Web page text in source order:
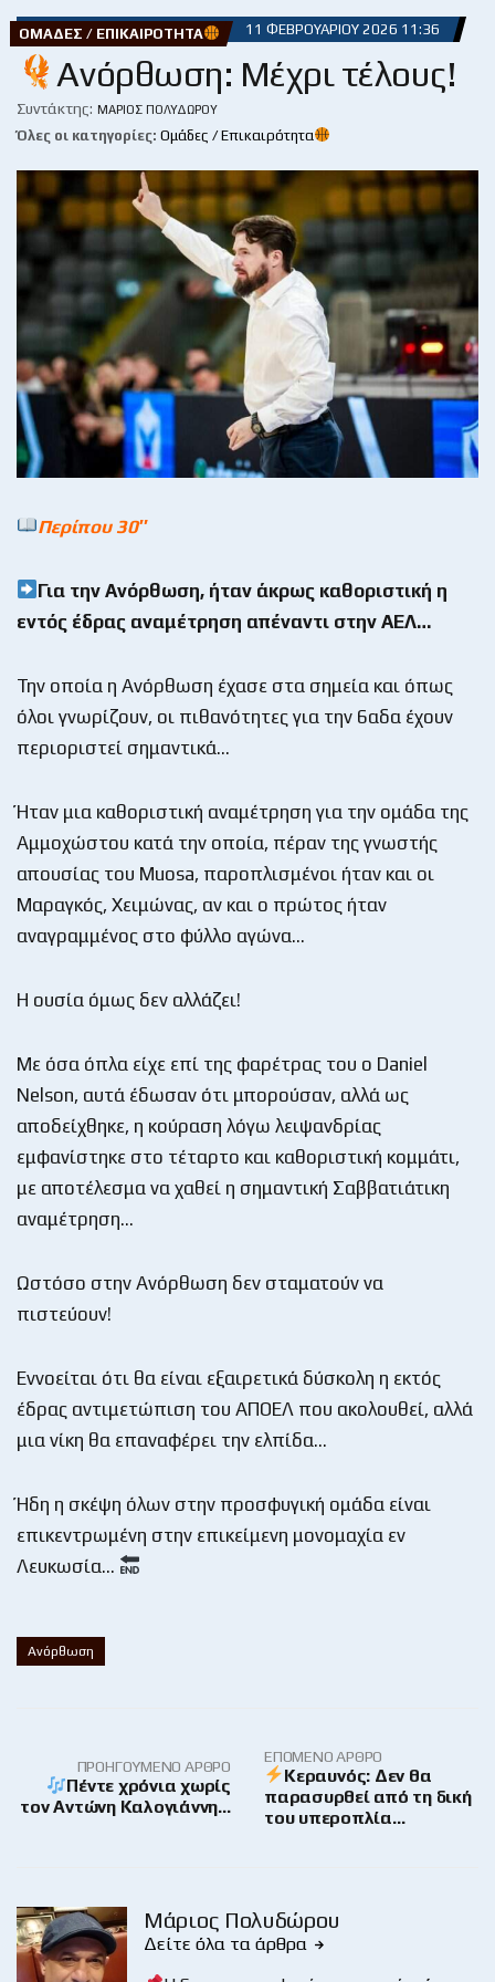
ΟΜΆΔΕΣ / ΕΠΙΚΑΙΡΌΤΗΤΑ 11 ΦΕΒΡΟΥΑΡΊΟΥ 2026 11:36
Ανόρθωση: Μέχρι τέλους!
Συντάκτης: ΜΆΡΙΟΣ ΠΟΛΥΔΏΡΟΥ
Όλες οι κατηγορίες: Ομάδες / Επικαιρότητα
Περίπου 30″
Για την Ανόρθωση, ήταν άκρως καθοριστική η
εντός έδρας αναμέτρηση απέναντι στην ΑΕΛ…
Την οποία η Ανόρθωση έχασε στα σημεία και όπως
όλοι γνωρίζουν, οι πιθανότητες για την 6αδα έχουν
περιοριστεί σημαντικά…
Ήταν μια καθοριστική αναμέτρηση για την ομάδα της
Αμμοχώστου κατά την οποία, πέραν της γνωστής
απουσίας του Muosa, παροπλισμένοι ήταν και οι
Μαραγκός, Χειμώνας, αν και ο πρώτος ήταν
αναγραμμένος στο φύλλο αγώνα…
Η ουσία όμως δεν αλλάζει!
Με όσα όπλα είχε επί της φαρέτρας του ο Daniel
Nelson, αυτά έδωσαν ότι μπορούσαν, αλλά ως
αποδείχθηκε, η κούραση λόγω λειψανδρίας
εμφανίστηκε στο τέταρτο και καθοριστική κομμάτι,
με αποτέλεσμα να χαθεί η σημαντική Σαββατιάτικη
αναμέτρηση…
Ωστόσο στην Ανόρθωση δεν σταματούν να
πιστεύουν!
Εννοείται ότι θα είναι εξαιρετικά δύσκολη η εκτός
έδρας αντιμετώπιση του ΑΠΟΕΛ που ακολουθεί, αλλά
μια νίκη θα επαναφέρει την ελπίδα…
Ήδη η σκέψη όλων στην προσφυγική ομάδα είναι
επικεντρωμένη στην επικείμενη μονομαχία εν
Λευκωσία…
Ανόρθωση
ΠΡΟΗΓΟΎΜΕΝΟ ΆΡΘΡΟ
Πέντε χρόνια χωρίς
τον Αντώνη Καλογιάννη…
ΕΠΌΜΕΝΟ ΆΡΘΡΟ
Κεραυνός: Δεν θα
παρασυρθεί από τη δική
του υπεροπλία…
Μάριος Πολυδώρου
Δείτε όλα τα άρθρα